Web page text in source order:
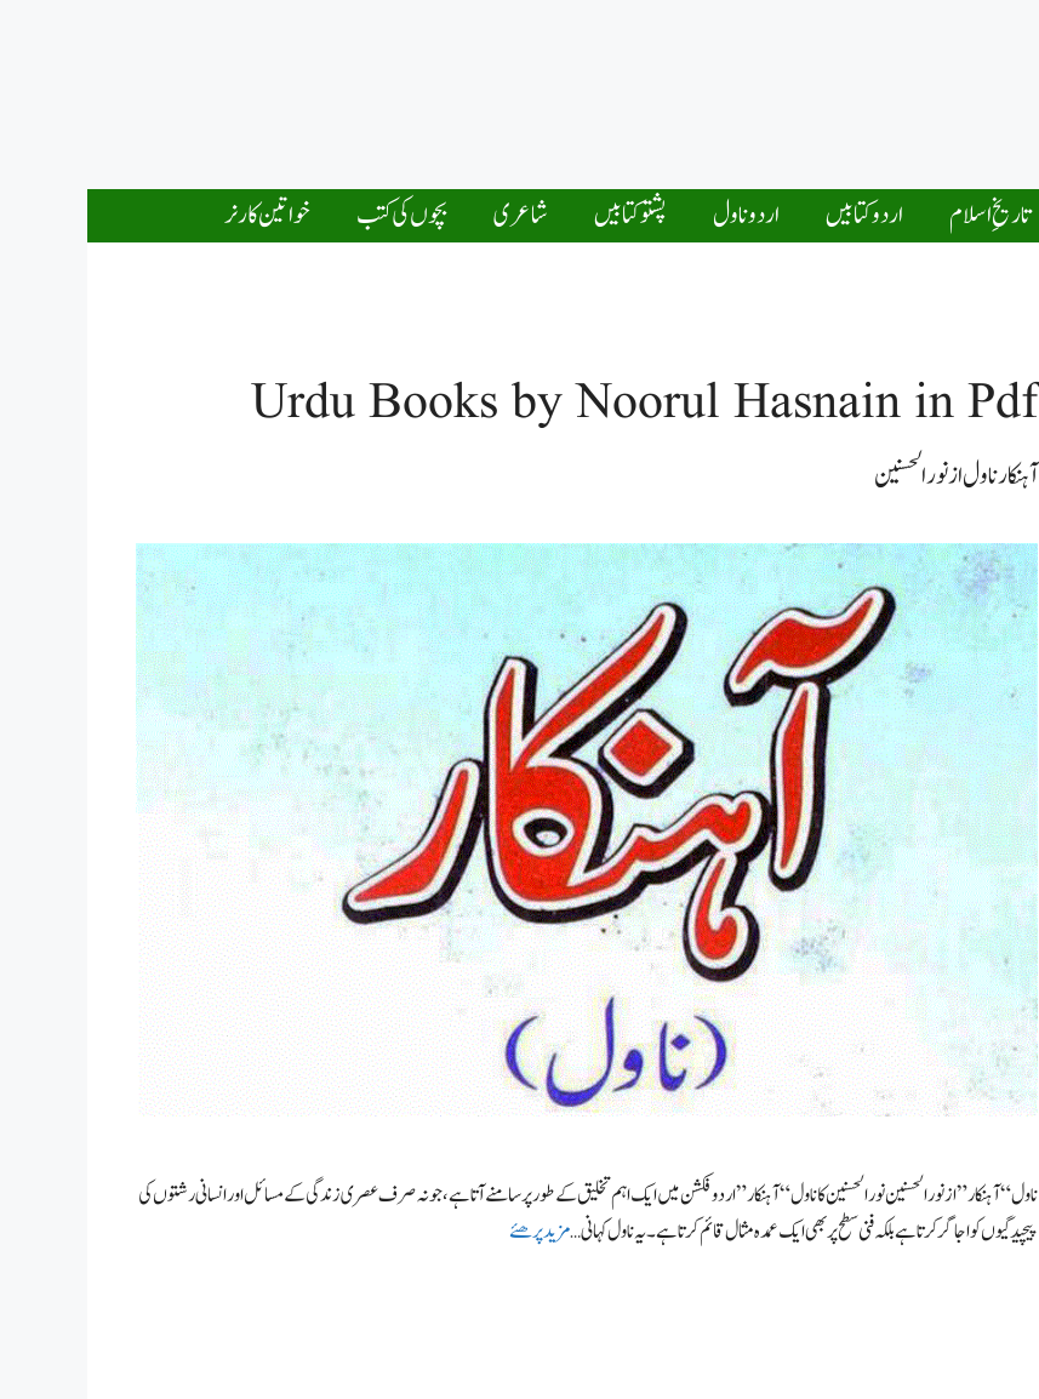
تاریخِ اسلام اردو کتابیں اردو ناول پشتو کتابیں شاعری بچوں کی کتب خواتین کارنر
Urdu Books by Noorul Hasnain in Pdf
آہنکار ناول از نورالحسنین
ناول “آہنکار” از نورالحسنین نورالحسنین کا ناول “آہنکار” اردو فکشن میں ایک اہم تخلیق کے طور پر سامنے آتا ہے، جو نہ صرف عصری زندگی کے مسائل اور انسانی رشتوں کی
پیچیدگیوں کو اجاگر کرتا ہے بلکہ فنی سطح پر بھی ایک عمدہ مثال قائم کرتا ہے۔ یہ ناول کہانی …مزید پرھئے